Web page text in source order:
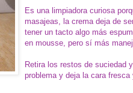
Es una limpiadora curiosa
masajeas, la crema deja de
tener un tacto algo más
en mousse, pero sí más
Retira los restos de suciedad
problema y deja la cara